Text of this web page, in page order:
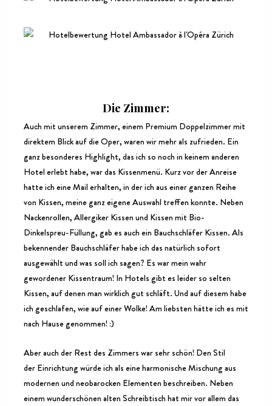
Die Zimmer:
Auch mit unserem Zimmer, einem Premium Doppelzimmer mit
direktem Blick auf die Oper, waren wir mehr als zufrieden. Ein
ganz besonderes Highlight, das ich so noch in keinem anderen
Hotel erlebt habe, war das Kissenmenü. Kurz vor der Anreise
hatte ich eine Mail erhalten, in der ich aus einer ganzen Reihe
von Kissen, meine ganz eigene Auswahl treffen konnte. Neben
Nackenrollen, Allergiker Kissen und Kissen mit Bio-
Dinkelspreu-Füllung, gab es auch ein Bauchschläfer Kissen. Als
bekennender Bauchschläfer habe ich das natürlich sofort
ausgewählt und was soll ich sagen? Es war mein wahr
gewordener Kissentraum! In Hotels gibt es leider so selten
Kissen, auf denen man wirklich gut schläft. Und auf diesem habe
ich geschlafen, wie auf einer Wolke! Am liebsten hätte ich es mit
nach Hause genommen! :)
Aber auch der Rest des Zimmers war sehr schön! Den Stil
der Einrichtung würde ich als eine harmonische Mischung aus
modernen und neobarocken Elementen beschreiben. Neben
einem wunderschönen alten Schreibtisch hat mir vor allem das